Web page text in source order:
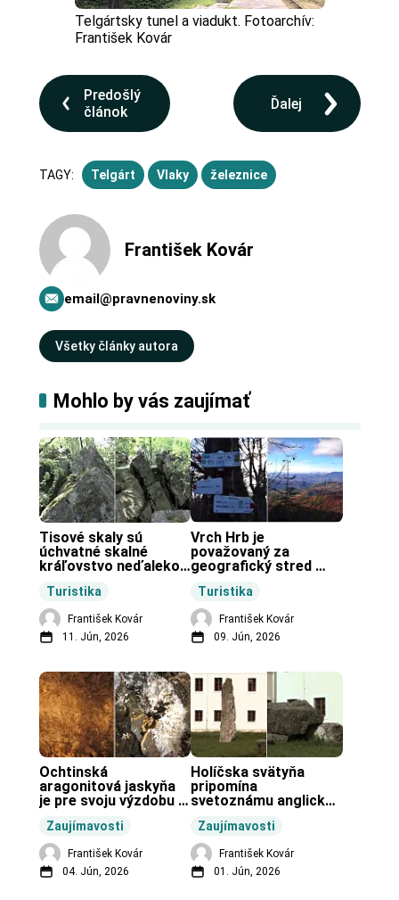
Telgártsky tunel a viadukt. Fotoarchív:
František Kovár
Predošlý
článok
Ďalej
TAGY: Telgárt Vlaky železnice
František Kovár
email@pravnenoviny.sk
Všetky články autora
Mohlo by vás zaujímať
Turistika
Tisové skaly sú
úchvatné skalné
kráľovstvo neďaleko
František Kovár
11. Jún, 2026
Turistika
Vrch Hrb je
považovaný za
geografický stred
František Kovár
09. Jún, 2026
Zaujímavosti
Ochtinská
aragonitová jaskyňa
je pre svoju výzdobu
vo svete.
František Kovár
04. Jún, 2026
Zaujímavosti
Holíčska svätyňa
pripomína
svetoznámu anglickú
František Kovár
01. Jún, 2026